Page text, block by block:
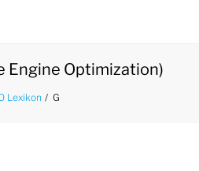
Engine Optimization)
Lexikon G